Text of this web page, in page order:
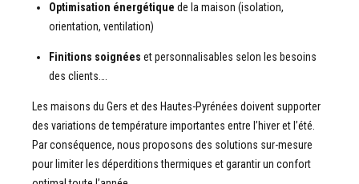
Optimisation énergétique de la maison (isolation,
orientation, ventilation)
Finitions soignées et personnalisables selon les besoins
des clients….
Les maisons du Gers et des Hautes-Pyrénées doivent supporter
des variations de température importantes entre l’hiver et l’été.
Par conséquence, nous proposons des solutions sur-mesure
pour limiter les déperditions thermiques et garantir un confort